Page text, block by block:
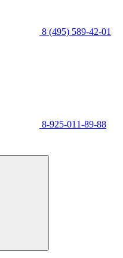
8 (495) 589-42-01
8-925-011-89-88